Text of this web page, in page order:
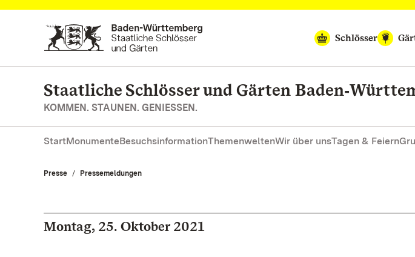
Zum Hauptinhalt springen
Schlösser
Staatliche Schlösser und Gärten
KOMMEN. STAUNEN. GENIESSEN.
StartMonumenteBesuchsinformationThemenweltenWir über unsTagen & Feiern
Presse Pressemeldungen
Montag, 25. Oktober 2021